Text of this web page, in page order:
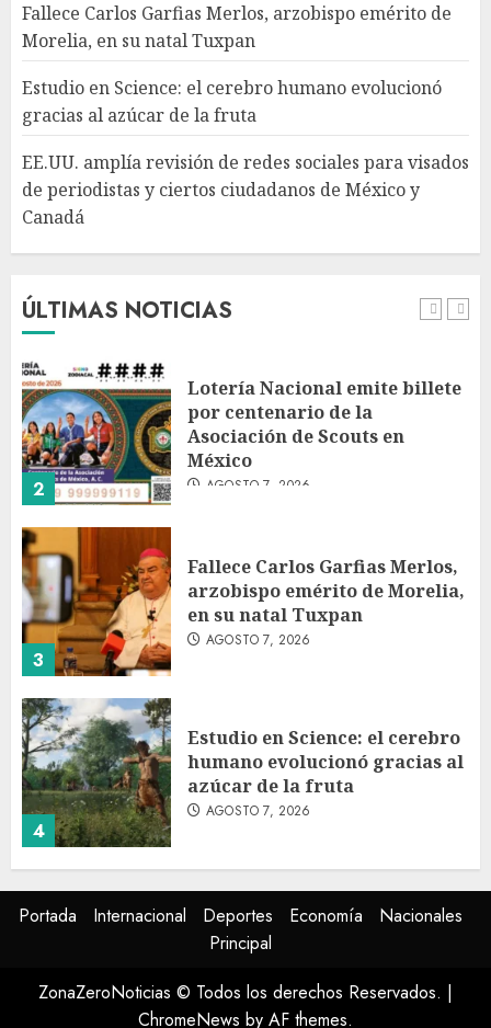
Fallece Carlos Garfias Merlos, arzobispo emérito de
Morelia, en su natal Tuxpan
Estudio en Science: el cerebro humano evolucionó
gracias al azúcar de la fruta
EE.UU. amplía revisión de redes sociales para visados
de periodistas y ciertos ciudadanos de México y
Canadá
ÚLTIMAS NOTICIAS
EE.UU. amplía revisión de
periodistas y ciertos
ciudadanos de México y
Canadá
AGOSTO 7, 2026
1
fondos estrella de Wall Street
2
Lotería Nacional emite billete
por centenario de la
Asociación de Scouts en
México
AGOSTO 7, 2026
3
Fallece Carlos Garfias Merlos,
arzobispo emérito de Morelia,
en su natal Tuxpan
AGOSTO 7, 2026
4
Estudio en Science: el cerebro
humano evolucionó gracias al
azúcar de la fruta
AGOSTO 7, 2026
5
redes sociales para visados de
periodistas y ciertos
Canadá
AGOSTO 7, 2026
Portada Internacional Deportes Economía
Nacionales
Principal
ZonaZeroNoticias © Todos los derechos Reservados. |
ChromeNews by AF themes.